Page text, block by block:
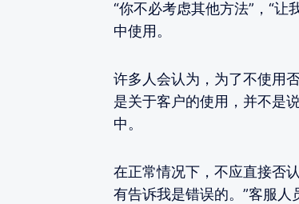
“你不必考虑其他方法”，“
中使用。
许多人会认为，为了不使用
是关于客户的使用，并不是
中。
在正常情况下，不应直接否
有告诉我是错误的。”客服人